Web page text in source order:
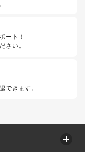
ート！
さい。
できます。